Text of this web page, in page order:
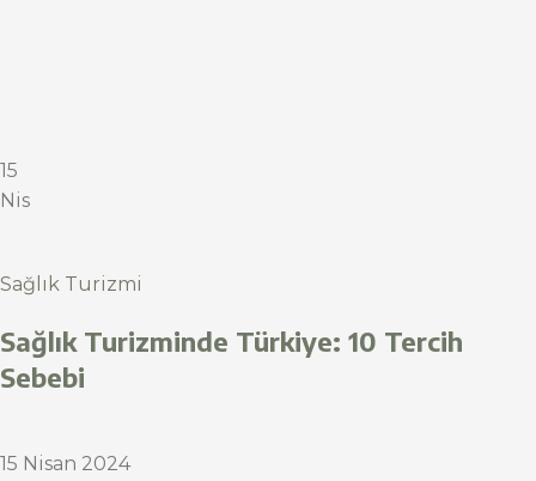
15
Nis
Sağlık Turizmi
Sağlık Turizminde Türkiye: 10 Tercih
Sebebi
15 Nisan 2024